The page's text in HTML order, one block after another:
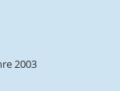
2003